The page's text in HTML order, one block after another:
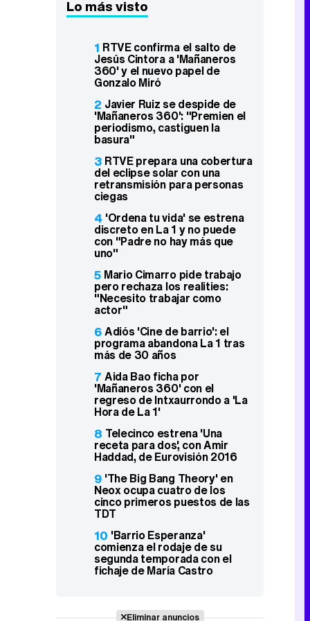
Lo más visto
1 RTVE confirma el salto de
Jesús Cintora a 'Mañaneros
360' y el nuevo papel de
Gonzalo Miró
2 Javier Ruiz se despide de
'Mañaneros 360': "Premien el
periodismo, castiguen la
basura"
3 RTVE prepara una cobertura
del eclipse solar con una
retransmisión para personas
ciegas
4 'Ordena tu vida' se estrena
discreto en La 1 y no puede
con "Padre no hay más que
uno"
5 Mario Cimarro pide trabajo
pero rechaza los realities:
"Necesito trabajar como
actor"
6Adiós 'Cine de barrio': el
programa abandona La 1 tras
más de 30 años
7 Aida Bao ficha por
'Mañaneros 360' con el
regreso de Intxaurrondo a 'La
Hora de La 1'
8 Telecinco estrena 'Una
receta para dos', con Amir
Haddad, de Eurovisión 2016
9 'The Big Bang Theory' en
Neox ocupa cuatro de los
cinco primeros puestos de las
TDT
10 'Barrio Esperanza'
comienza el rodaje de su
segunda temporada con el
fichaje de María Castro
Eliminar anuncios